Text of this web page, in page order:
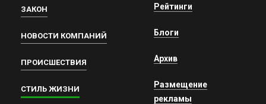
ЗАКОН
НОВОСТИ КОМПАНИЙ
ПРОИСШЕСТВИЯ
СТИЛЬ ЖИЗНИ
Рейтинги
Блоги
Архив
Размещение
рекламы